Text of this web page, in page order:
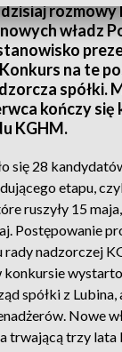
władz
na te
spółki.
kończy się
KGHM.
się 28
etapu,
ruszyły 15
Postępowanie
rady nadzorczej
spółki z Lubina,
Nowe
trwającą trzy lata